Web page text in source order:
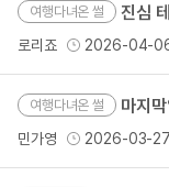
여행다녀온 썰 진심
로리죠 2026-04-
여행다녀온 썰 마지
민가영 2026-03-